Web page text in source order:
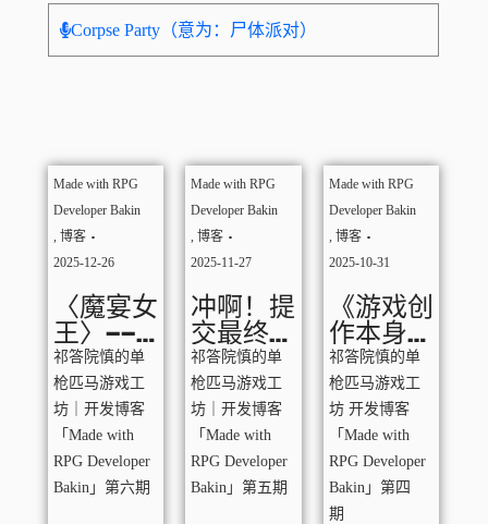
Corpse Party（意为：尸体派对）
Made with RPG
Developer Bakin
, 博客
2025-12-26
〈魔宴女
王〉——
发布后回
顾：制作
者与负责
人的对谈
祁答院慎的单
枪匹马游戏工
坊｜开发博客
「Made with
RPG Developer
Bakin」第六期
Made with RPG
Developer Bakin
,博客
2025-11-27
冲啊！提
交最终
版！
祁答院慎的单
枪匹马游戏工
坊｜开发博客
「Made with
RPG Developer
Bakin」第五期
Made with RPG
Developer Bakin
, 博客
2025-10-31
《游戏创
作本身，
也是一场
“魔宴”
啊！》
（开发第
80日·睡
眠不足）
祁答院慎的单
枪匹马游戏工
坊 开发博客
「Made with
RPG Developer
Bakin」第四
期